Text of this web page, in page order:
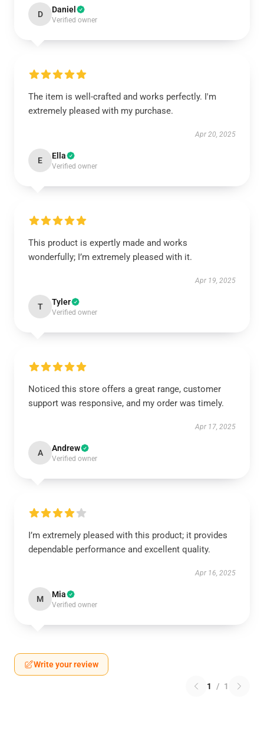
D Daniel
Verified owner
The item is well-crafted and works perfectly. I'm
extremely pleased with my purchase.
Apr 20, 2025
E Ella
Verified owner
This product is expertly made and works
wonderfully; I’m extremely pleased with it.
Apr 19, 2025
T Tyler
Verified owner
Noticed this store offers a great range, customer
support was responsive, and my order was timely.
Apr 17, 2025
A Andrew
Verified owner
I’m extremely pleased with this product; it provides
dependable performance and excellent quality.
Apr 16, 2025
M Mia
Verified owner
Write your review
1 / 1